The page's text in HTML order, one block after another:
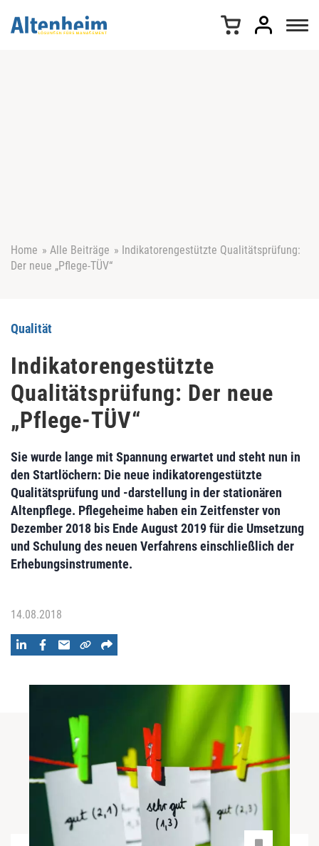
Home » Alle Beiträge » Indikatorengestützte Qualitätsprüfung:
Der neue „Pflege-TÜV“
Qualität
Indikatorengestützte
Qualitätsprüfung: Der neue
„Pflege-TÜV“
Sie wurde lange mit Spannung erwartet und steht nun in
den Startlöchern: Die neue indikatorengestützte
Qualitätsprüfung und -darstellung in der stationären
Altenpflege. Pflegeheime haben ein Zeitfenster von
Dezember 2018 bis Ende August 2019 für die Umsetzung
und Schulung des neuen Verfahrens einschließlich der
Erhebungsinstrumente.
14.08.2018